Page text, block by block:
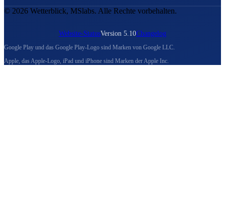
© 2026 Wetterblick, MSlabs. Alle Rechte vorbehalten.
Website-StatusVersion 5.10Changelog
Google Play und das Google Play-Logo sind Marken von Google LLC.
Apple, das Apple-Logo, iPad und iPhone sind Marken der Apple Inc.